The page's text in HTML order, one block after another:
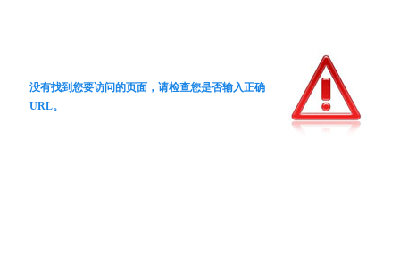
没有找到您要访问的页面，请检查您是否输入正确
URL。